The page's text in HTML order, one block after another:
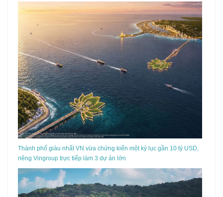
Thành phố giàu nhất VN vừa chứng kiến một kỷ lục gần 10 tỷ USD,
riêng Vingroup trực tiếp làm 3 dự án lớn